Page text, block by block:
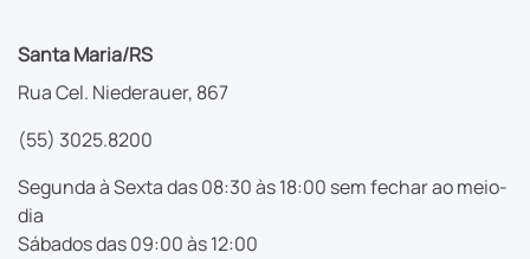
Santa Maria/RS
Rua Cel. Niederauer, 867
(55) 3025.8200
Segunda à Sexta das 08:30 às 18:00 sem fechar ao meio-
dia
Sábados das 09:00 às 12:00